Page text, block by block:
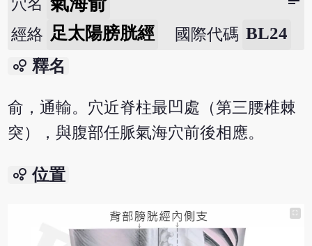
穴名
經絡 足太陽膀胱經 國際代碼 BL24
bubble_chart 釋名
俞，通輸。穴近脊柱最凹處（第三腰椎棘
突），與腹部任脈氣海穴前後相應。
bubble_chart 位置